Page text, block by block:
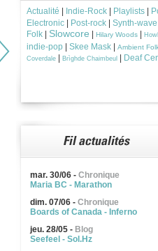
Actualité Indie-Rock Playlists
Electronic
Post-rock Synth-wave
Folk
Slowcore Hilary Woods
indie-pop
Skee Mask Ambient
Coverdale
Brìghde Chaimbeul Deaf
mar. 30/06 - Chronique
Maria BC - Marathon
dim. 07/06 - Chronique
Boards of Canada - Inferno
jeu. 28/05 - Blog
Seefeel - Sol.Hz